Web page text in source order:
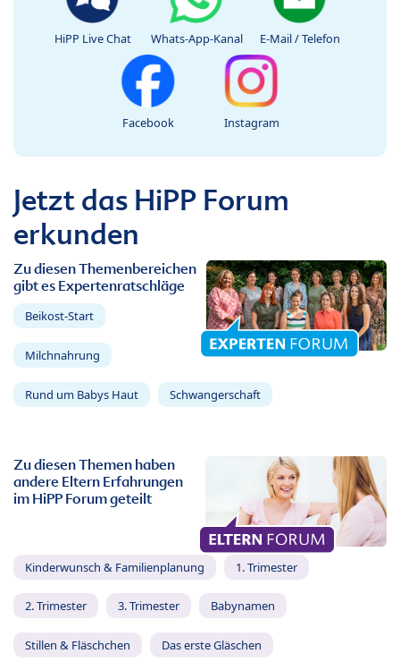
HiPP Live Chat Whats-App-Kanal E-Mail / Telefon
Facebook Instagram
Jetzt das HiPP Forum
erkunden
Zu diesen Themenbereichen
gibt es Expertenratschläge
Beikost-Start
Milchnahrung
Rund um Babys Haut Schwangerschaft
Zu diesen Themen haben
andere Eltern Erfahrungen
im HiPP Forum geteilt
Kinderwunsch & Familienplanung 1. Trimester
2. Trimester 3. Trimester Babynamen
Stillen & Fläschchen Das erste Gläschen